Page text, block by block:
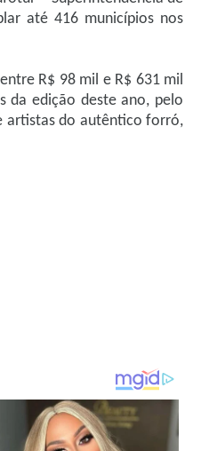
até 416 municípios nos
R$ 98 mil e R$ 631 mil
da edição deste ano, pelo
artistas do autêntico forró,